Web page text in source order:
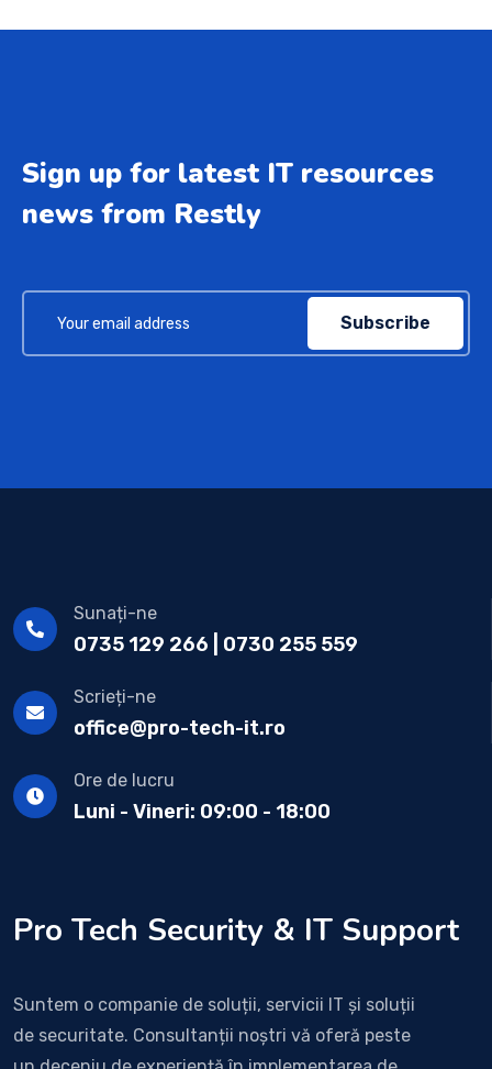
Sign up for latest IT resources
news from Restly
Subscribe
Sunați-ne
0735 129 266 | 0730 255 559
Scrieți-ne
office@pro-tech-it.ro
Ore de lucru
Luni - Vineri: 09:00 - 18:00
Pro Tech Security & IT Support
Suntem o companie de soluții, servicii IT și soluții
de securitate. Consultanții noștri vă oferă peste